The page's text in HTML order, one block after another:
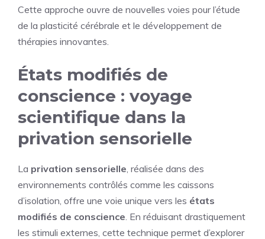
Cette approche ouvre de nouvelles voies pour l’étude
de la plasticité cérébrale et le développement de
thérapies innovantes.
États modifiés de
conscience : voyage
scientifique dans la
privation sensorielle
La privation sensorielle, réalisée dans des
environnements contrôlés comme les caissons
d’isolation, offre une voie unique vers les états
modifiés de conscience. En réduisant drastiquement
les stimuli externes, cette technique permet d’explorer